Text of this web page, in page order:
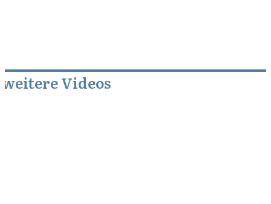
weitere Videos